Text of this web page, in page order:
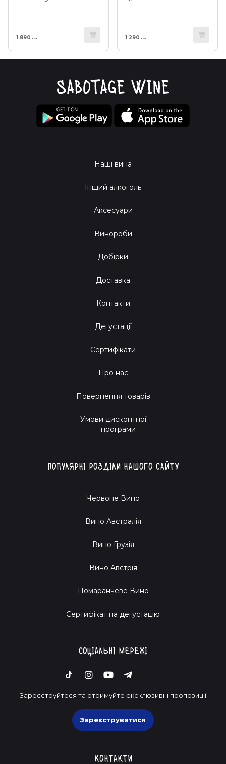
1 890 грн. 1 290 грн.
Наші вина
Інший алкоголь
Аксесуари
Винороби
Добірки
Доставка
Контакти
Дегустації
Сертифікати
Про нас
Повернення товарів
Умови дисконтної
програми
Популярні розділи нашого сайту
Червоне Вино
Вино Австралія
Вино Грузія
Вино Австрія
Помаранчеве Вино
Cертифікат на дегустацію
Соціальні мережі
Зареєструйтеся та отримуйте ексклюзивні пропозиції
Зареєструватися
Контакти